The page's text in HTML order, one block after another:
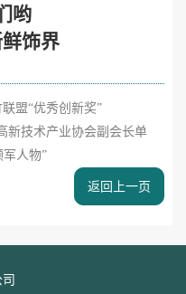
哟
饰界
盟“优秀创新奖”
新技术产业协会副会长单
军人物”
返回上一页